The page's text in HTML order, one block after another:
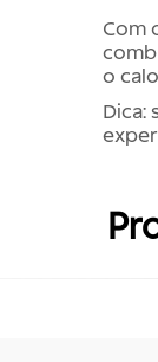
Com
o
Dica: